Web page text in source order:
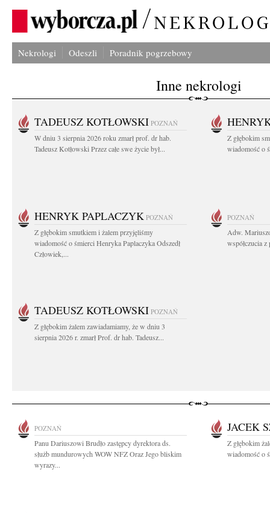
Nekrologi Odeszli Poradnik pogrzebowy
Inne nekrologi
TADEUSZ KOTŁOWSKI POZNAŃ
W dniu 3 sierpnia 2026 roku zmarł prof. dr hab.
Tadeusz Kotłowski Przez całe swe życie był...
Z głębokim
wiadomość o
HENRYK PAPLACZYK POZNAŃ
Z głębokim smutkiem i żalem przyjęliśmy
wiadomość o śmierci Henryka Paplaczyka Odszedł
Człowiek,...
POZNAŃ
Adw.
współczucia
TADEUSZ KOTŁOWSKI POZNAŃ
Z głębokim żalem zawiadamiamy, że w dniu 3
sierpnia 2026 r. zmarł Prof. dr hab. Tadeusz...
POZNAŃ
Panu Dariuszowi Brudło zastępcy dyrektora ds.
służb mundurowych WOW NFZ Oraz Jego bliskim
wyrazy...
JACEK
Z głębokim
wiadomość o